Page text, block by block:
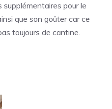
pour le
que son goûter car ce
toujours de cantine.